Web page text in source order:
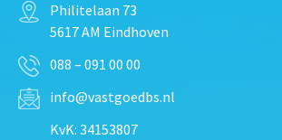
Philitelaan 73
5617 AM Eindhoven
088 – 091 00 00
info@vastgoedbs.nl
KvK: 34153807